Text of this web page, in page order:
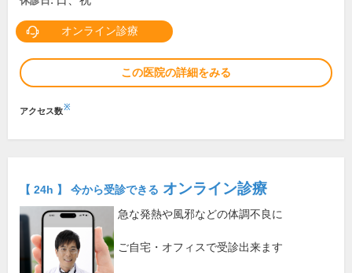
オンライン診療
この医院の詳細をみる
アクセス数※
【 24h 】 今から受診できる オンライン診療
急な発熱や風邪などの体調不良に
ご自宅・オフィスで受診出来ます